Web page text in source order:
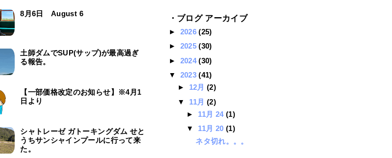
8月6日 August 6
土師ダムでSUP(サップ)が最高過ぎ
る報告。
【一部価格改定のお知らせ】※4月1
日より
シャトレーゼ ガトーキングダム せと
うちサンシャインプールに行って来
た。
・ブログ アーカイブ
► 2026(25)
► 2025(30)
► 2024(30)
▼ 2023(41)
► 12月(2)
▼ 11月(2)
► 11月 24(1)
▼ 11月 20(1)
ネタ切れ。。。